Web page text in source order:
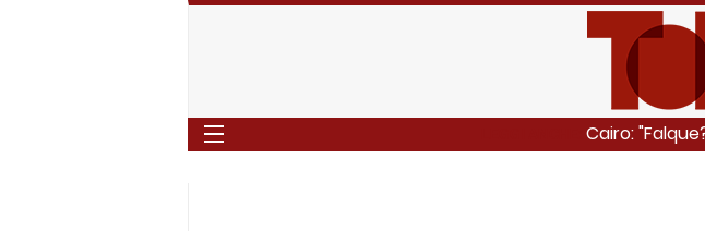
Cairo: